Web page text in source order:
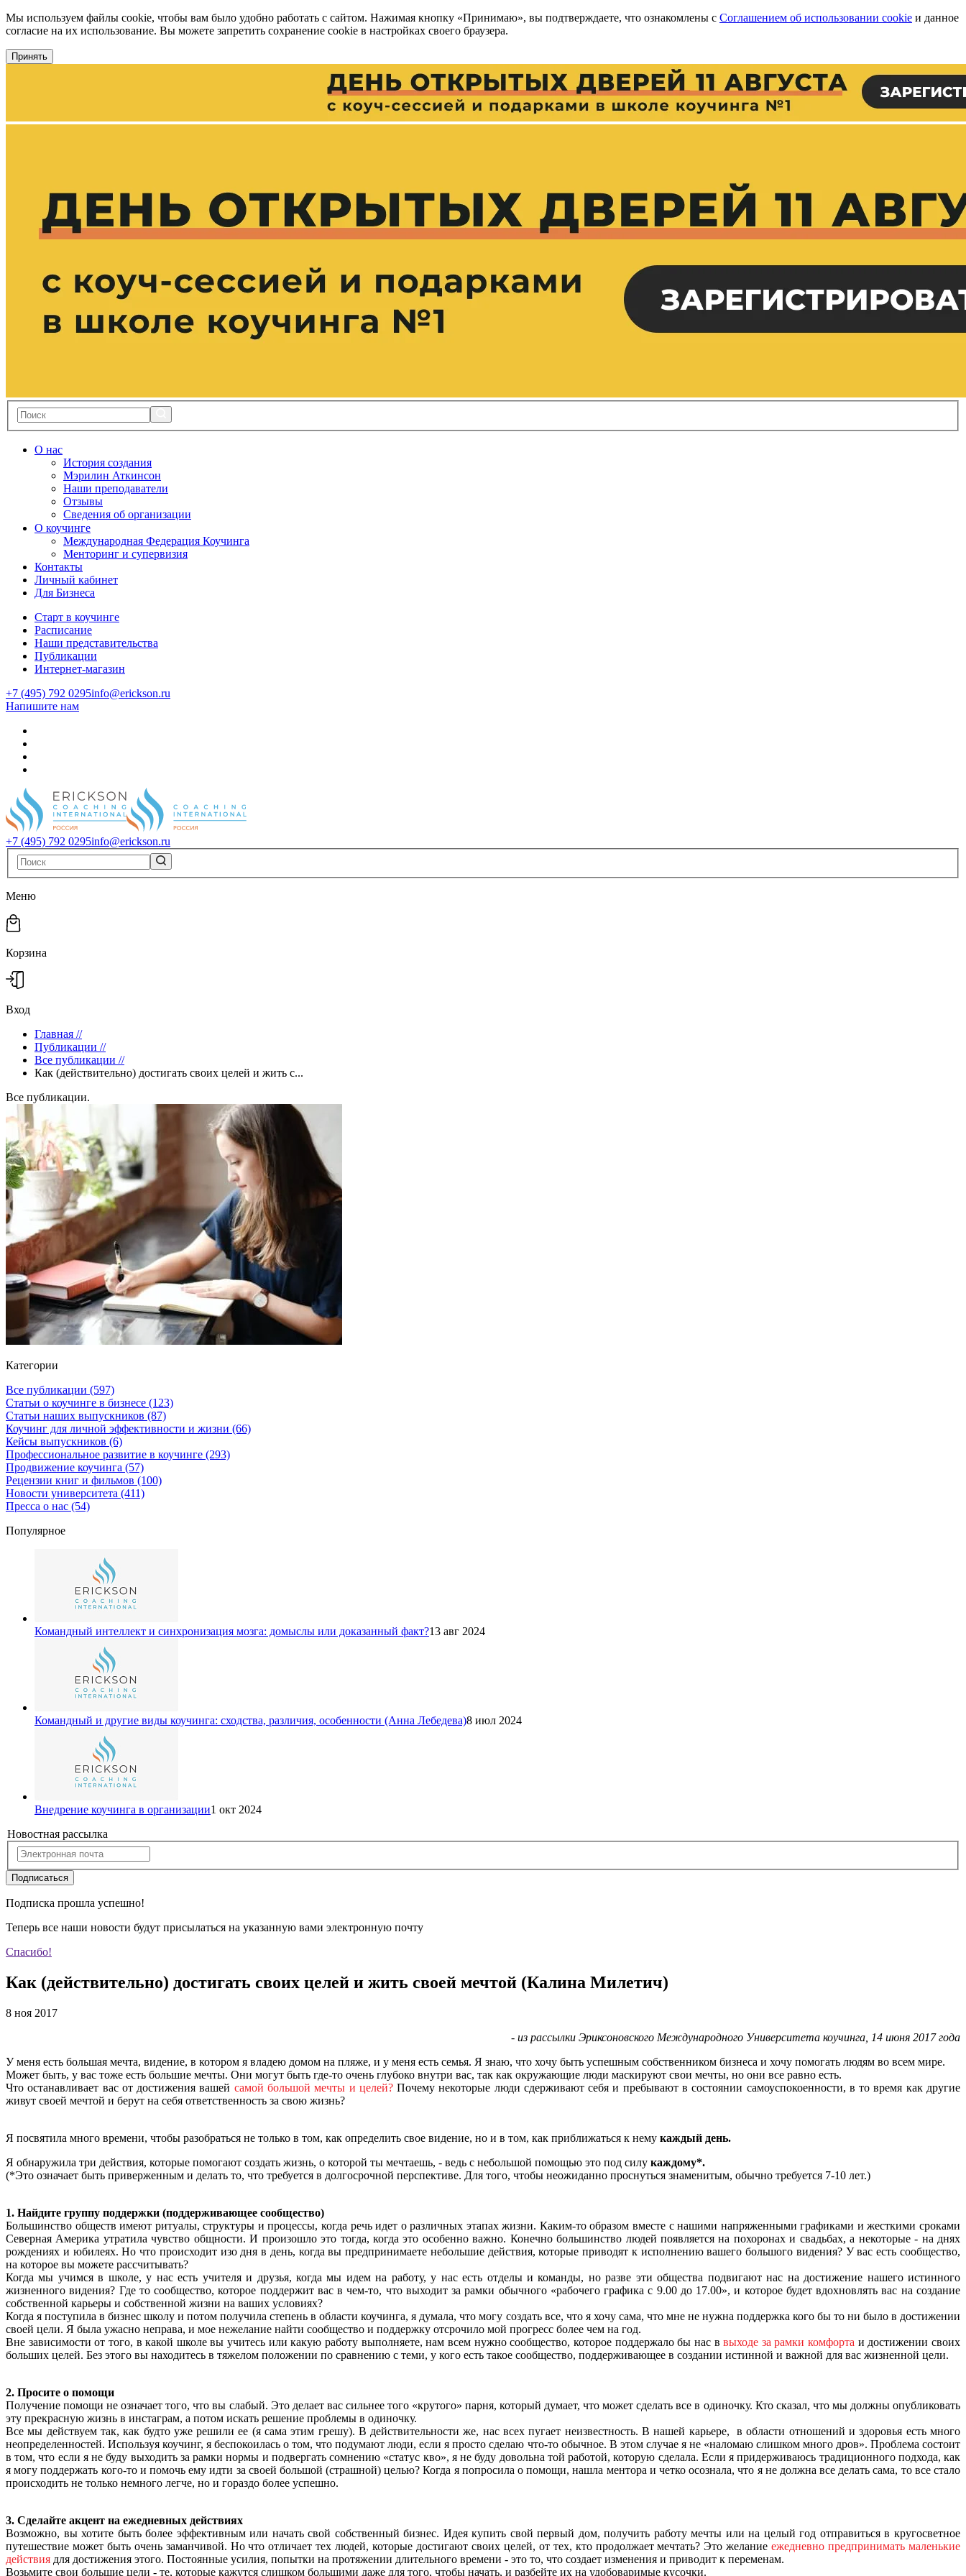
Мы используем файлы cookie, чтобы вам было удобно работать с сайтом. Нажимая кнопку «Принимаю», вы подтверждаете, что ознакомлены с Соглашением об использовании cookie и данное
согласие на их использование. Вы можете запретить сохранение cookie в настройках своего браузера.
Принять
О нас
История создания
Мэрилин Аткинсон
Наши преподаватели
Отзывы
Сведения об организации
О коучинге
Международная Федерация Коучинга
Менторинг и супервизия
Контакты
Личный кабинет
Для Бизнеса
Старт в коучинге
Расписание
Наши представительства
Публикации
Интернет-магазин
+7 (495) 792 0295info@erickson.ru
Напишите нам
+7 (495) 792 0295info@erickson.ru
Меню
Корзина
Вход
Главная //
Публикации //
Все публикации //
Как (действительно) достигать своих целей и жить с...
Все публикации.
Категории
Все публикации (597)
Статьи о коучинге в бизнесе (123)
Статьи наших выпускников (87)
Коучинг для личной эффективности и жизни (66)
Кейсы выпускников (6)
Профессиональное развитие в коучинге (293)
Продвижение коучинга (57)
Рецензии книг и фильмов (100)
Новости университета (411)
Пресса о нас (54)
Популярное
Командный интеллект и синхронизация мозга: домыслы или доказанный факт?13 авг 2024
Командный и другие виды коучинга: сходства, различия, особенности (Анна Лебедева)8 июл 2024
Внедрение коучинга в организации1 окт 2024
Новостная рассылка
Подписаться
Подписка прошла успешно!
Теперь все наши новости будут присылаться на указанную вами электронную почту
Спасибо!
Как (действительно) достигать своих целей и жить своей мечтой (Калина Милетич)
8 ноя 2017
- из рассылки Эриксоновского Международного Университета коучинга, 14 июня 2017 года
У меня есть большая мечта, видение, в котором я владею домом на пляже, и у меня есть семья. Я знаю, что хочу быть успешным собственником бизнеса и хочу помогать людям во всем мире.
Может быть, у вас тоже есть большие мечты. Они могут быть где-то очень глубоко внутри вас, так как окружающие люди маскируют свои мечты, но они все равно есть.
Что останавливает вас от достижения вашей самой большой мечты и целей?Почему некоторые люди сдерживают себя и пребывают в состоянии самоуспокоенности, в то время как другие
живут своей мечтой и берут на себя ответственность за свою жизнь?
Я посвятила много времени, чтобы разобраться не только в том, как определить свое видение, но и в том, как приближаться к нему каждый день.
Я обнаружила три действия, которые помогают создать жизнь, о которой ты мечтаешь, - ведь с небольшой помощью это под силу каждому*.
(*Это означает быть приверженным и делать то, что требуется в долгосрочной перспективе. Для того, чтобы неожиданно проснуться знаменитым, обычно требуется 7-10 лет.)
1. Найдите группу поддержки (поддерживающее сообщество)
Большинство обществ имеют ритуалы, структуры и процессы, когда речь идет о различных этапах жизни. Каким-то образом вместе с нашими напряженными графиками и жесткими сроками
Северная Америка утратила чувство общности. И произошло это тогда, когда это особенно важно. Конечно большинство людей появляется на похоронах и свадьбах, а некоторые - на днях
рождениях и юбилеях. Но что происходит изо дня в день, когда вы предпринимаете небольшие действия, которые приводят к исполнению вашего большого видения? У вас есть сообщество,
на которое вы можете рассчитывать?
Когда мы учимся в школе, у нас есть учителя и друзья, когда мы идем на работу, у нас есть отделы и команды, но разве эти общества подвигают нас на достижение нашего истинного
жизненного видения? Где то сообщество, которое поддержит вас в чем-то, что выходит за рамки обычного «рабочего графика с 9.00 до 17.00», и которое будет вдохновлять вас на создание
собственной карьеры и собственной жизни на ваших условиях?
Когда я поступила в бизнес школу и потом получила степень в области коучинга, я думала, что могу создать все, что я хочу сама, что мне не нужна поддержка кого бы то ни было в достижении
своей цели. Я была ужасно неправа, и мое нежелание найти сообщество и поддержку отсрочило мой прогресс более чем на год.
Вне зависимости от того, в какой школе вы учитесь или какую работу выполняете, нам всем нужно сообщество, которое поддержало бы нас ввыходе за рамки комфорта и достижении своих
больших целей. Без этого вы находитесь в тяжелом положении по сравнению с теми, у кого есть такое сообщество, поддерживающее в создании истинной и важной для вас жизненной цели.
2. Просите о помощи
Получение помощи не означает того, что вы слабый. Это делает вас сильнее того «крутого» парня, который думает, что может сделать все в одиночку. Кто сказал, что мы должны опубликовать
эту прекрасную жизнь в инстаграм, а потом искать решение проблемы в одиночку.
Все мы действуем так, как будто уже решили ее (я сама этим грешу). В действительности же, нас всех пугает неизвестность. В нашей карьере, в области отношений и здоровья есть много
неопределенностей. Используя коучинг, я беспокоилась о том, что подумают люди, если я просто сделаю что-то обычное. В этом случае я не «наломаю слишком много дров». Проблема состоит
в том, что если я не буду выходить за рамки нормы и подвергать сомнению «статус кво», я не буду довольна той работой, которую сделала. Если я придерживаюсь традиционного подхода, как
я могу поддержать кого-то и помочь ему идти за своей большой (страшной) целью? Когда я попросила о помощи, нашла ментора и четко осознала, что я не должна все делать сама, то все стало
происходить не только немного легче, но и гораздо более успешно.
3. Сделайте акцент на ежедневных действиях
Возможно, вы хотите быть более эффективным или начать свой собственный бизнес. Идея купить свой первый дом, получить работу мечты или на целый год отправиться в кругосветное
путешествие может быть очень заманчивой. Но что отличает тех людей, которые достигают своих целей, от тех, кто продолжает мечтать? Это желаниеежедневно предпринимать маленькие
действия для достижения этого. Постоянные усилия, попытки на протяжении длительного времени - это то, что создает изменения и приводит к переменам.
Возьмите свои большие цели - те, которые кажутся слишком большими даже для того, чтобы начать, и разбейте их на удобоваримые кусочки.